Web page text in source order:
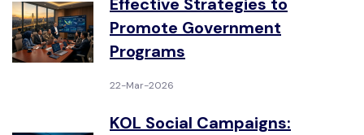
Promote Government
Programs
22-Mar-2026
KOL Social Campaigns: